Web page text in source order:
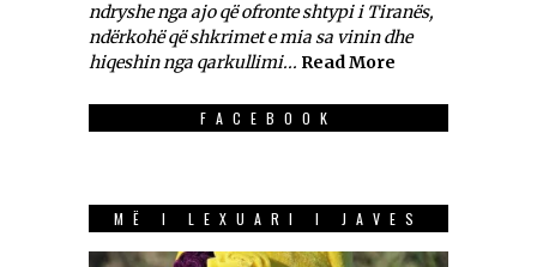
ndryshe nga ajo që ofronte shtypi i Tiranës,
ndërkohë që shkrimet e mia sa vinin dhe
hiqeshin nga qarkullimi... Read More
FACEBOOK
MË I LEXUARI I JAVES